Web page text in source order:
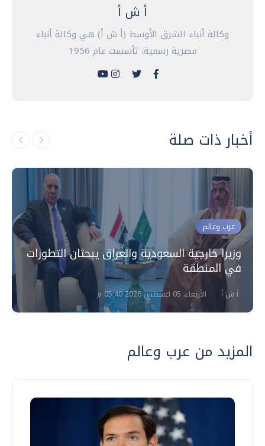
أ ش أ
وكالة أنباء الشرق الأوسط (أ ش أ) هي وكالة أنباء
مصرية رسمية، تأسست عام 1956
أخبار ذات صلة
عرب وعالم
وزيرا خارجية السعودية والعراق يبحثان التطورات
في المنطقة
أ ش أ الأربعاء، 05 اغسطس 2026 05:40 م
المزيد من عرب وعالم